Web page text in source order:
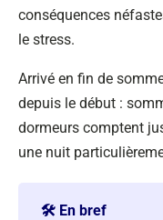
conséquences
le stress.
Arrivé en fin de
depuis le début :
dormeurs comptent
une nuit
🛠️ En bref